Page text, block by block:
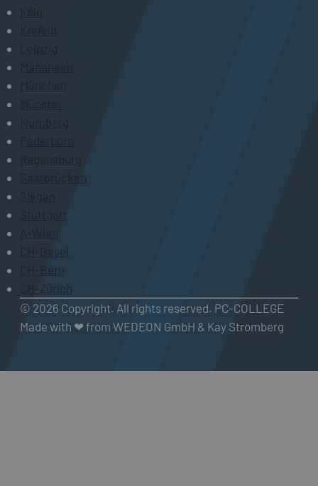
Köln
Krefeld
Leipzig
Mannheim
München
Münster
Nürnberg
Paderborn
Regensburg
Saarbrücken
Siegen
Stuttgart
A-Wien
CH-Basel
CH-Bern
CH-Zürich
© 2026 Copyright. All rights reserved. PC-COLLEGE
Made with ❤ from WEDEON GmbH & Kay Stromberg